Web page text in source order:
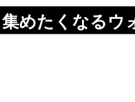
集めたくなるウ